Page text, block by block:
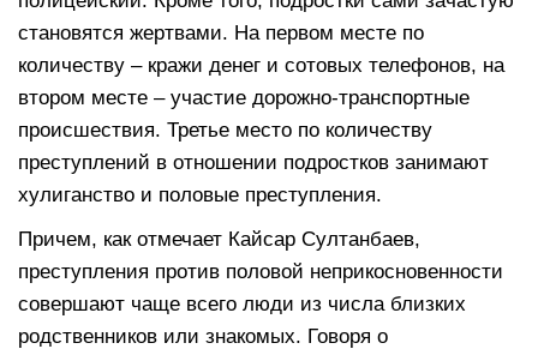
становятся жертвами. На первом месте по
количеству – кражи денег и сотовых телефонов, на
втором месте – участие дорожно-транспортные
происшествия. Третье место по количеству
преступлений в отношении подростков занимают
хулиганство и половые преступления.
Причем, как отмечает Кайсар Султанбаев,
преступления против половой неприкосновенности
совершают чаще всего люди из числа близких
родственников или знакомых. Говоря о